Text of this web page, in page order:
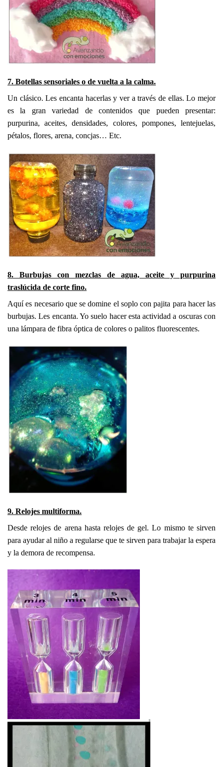
7. Botellas sensoriales o de vuelta a la calma.
Un clásico. Les encanta hacerlas y ver a través de ellas. Lo mejor
es la gran variedad de contenidos que pueden presentar:
purpurina, aceites, densidades, colores, pompones, lentejuelas,
pétalos, flores, arena, concjas… Etc.
8. Burbujas con mezclas de agua, aceite y purpurina
traslúcida de corte fino.
Aquí es necesario que se domine el soplo con pajita para hacer las
burbujas. Les encanta. Yo suelo hacer esta actividad a oscuras con
una lámpara de fibra óptica de colores o palitos fluorescentes.
9. Relojes multiforma.
Desde relojes de arena hasta relojes de gel. Lo mismo te sirven
para ayudar al niño a regularse que te sirven para trabajar la espera
y la demora de recompensa.